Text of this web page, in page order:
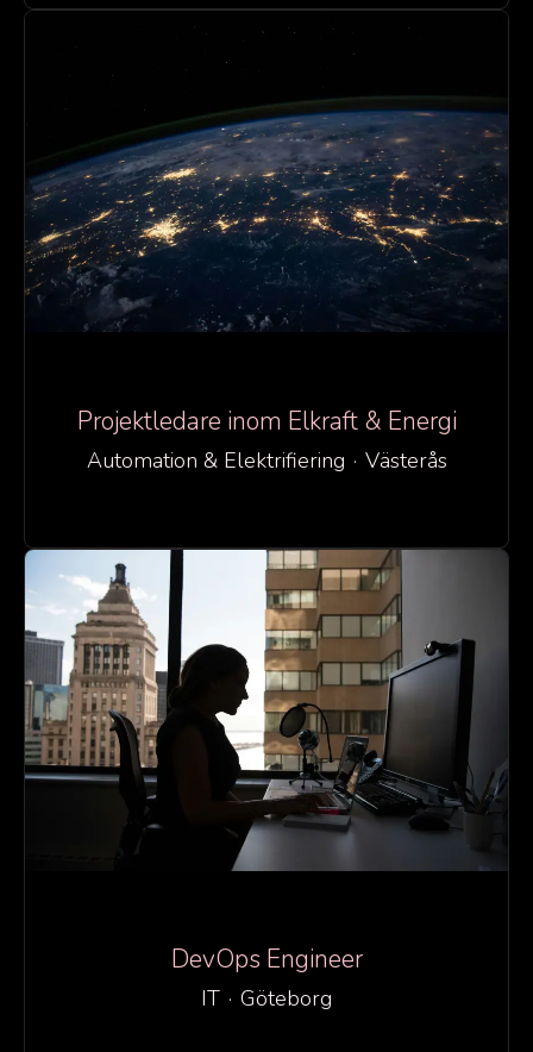
Projektledare inom Elkraft & Energi
Automation & Elektrifiering · Västerås
DevOps Engineer
IT · Göteborg